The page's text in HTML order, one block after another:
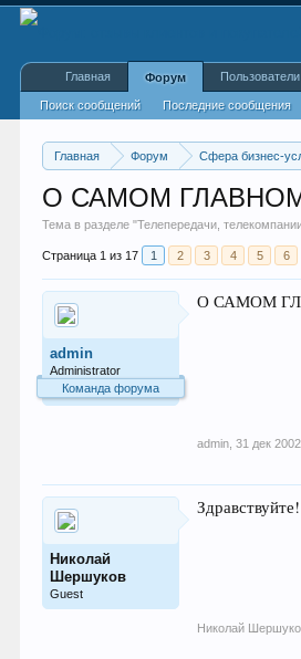
Главная Форум Сфера бизнес-
О САМОМ
Тема в разделе "Телепередачи,
Страница 1 из 17 1 2 3 4 5 6
admin
Administrator
Команда форума
О САМОМ
admin 31 дек 2002
Николай
Шершуков
Guest
Николай
Главная Форум
Поиск сообщений Последние сообщения
Пользователи